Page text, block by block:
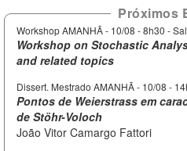
Próximos
Workshop AMANHÃ - 10/08 - 8h30 -
Workshop on Stochastic
and related topics
Dissert. Mestrado AMANHÃ - 10/08 -
Pontos de Weierstrass em
de Stöhr-Voloch
João Vitor Camargo Fattori